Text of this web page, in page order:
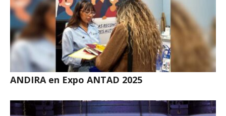
ANDIRA en Expo ANTAD 2025